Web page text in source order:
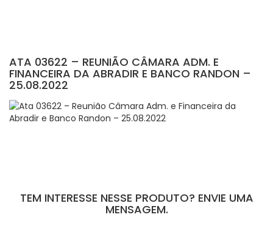
ATA 03622 – REUNIÃO CÂMARA ADM. E
FINANCEIRA DA ABRADIR E BANCO RANDON –
25.08.2022
TEM INTERESSE NESSE PRODUTO? ENVIE UMA
MENSAGEM.